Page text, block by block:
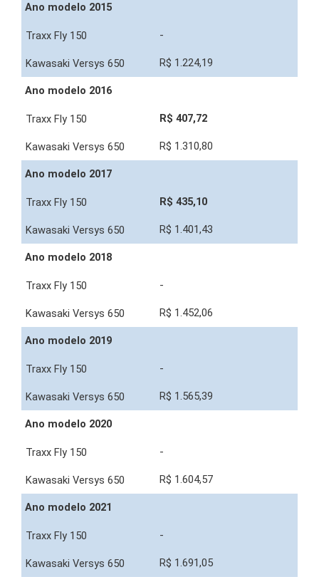
Ano modelo 2015
-
R$ 1.224,19
Ano modelo 2016
R$ 407,72
R$ 1.310,80
Ano modelo 2017
R$ 435,10
R$ 1.401,43
Ano modelo 2018
-
R$ 1.452,06
Ano modelo 2019
-
R$ 1.565,39
Ano modelo 2020
-
R$ 1.604,57
Ano modelo 2021
-
R$ 1.691,05